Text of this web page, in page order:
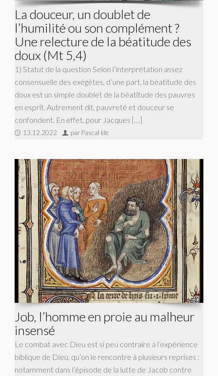
La douceur, un doublet de
l’humilité ou son complément ?
Une relecture de la béatitude des
doux (Mt 5,4)
1) Statut de la question Selon l’interprétation assez
consensuelle des exégètes, d’une part, la béatitude des
doux est un simple doublet de la béatitude des pauvres
en esprit. Autrement dit, pauvreté et douceur se
confondent. En effet, pour Jacques […]
13.12.2022 par Pascal Ide
Job, l’homme en proie au malheur
insensé
Le combat avec Dieu est si peu contraire à l’expérience
biblique de Dieu, qu’on le rencontre à plusieurs reprises :
notamment dans l’épisode de la lutte de Jacob contre